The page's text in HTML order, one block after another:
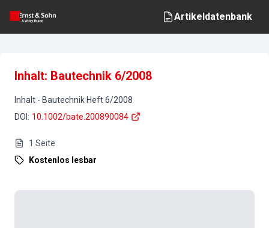
Artikeldatenbank
Inhalt: Bautechnik 6/2008
Inhalt - Bautechnik Heft6/2008
DOI : 10.1002/bate.200890084
1 Seite
Kostenlos lesbar